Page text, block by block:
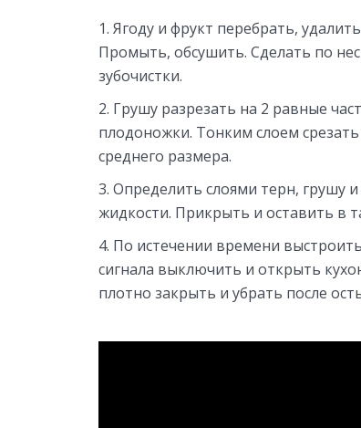
Ягоду и фрукт перебрать,
Промыть, обсушить. Сделать по
зубочистки.
Грушу разрезать на 2 равные
плодоножки. Тонким слоем
среднего размера.
Определить слоями терн, грушу
жидкости. Прикрыть и оставить в
По истечении времени
сигнала выключить и открыть
плотно закрыть и убрать после